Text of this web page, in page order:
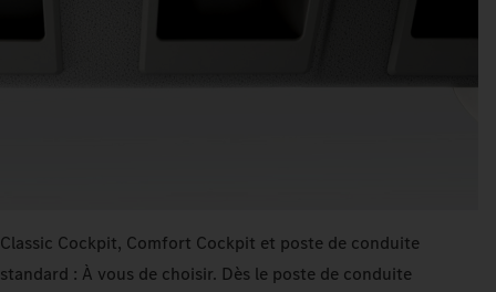
Classic Cockpit, Comfort Cockpit et poste de conduite
standard : À vous de choisir. Dès le poste de conduite